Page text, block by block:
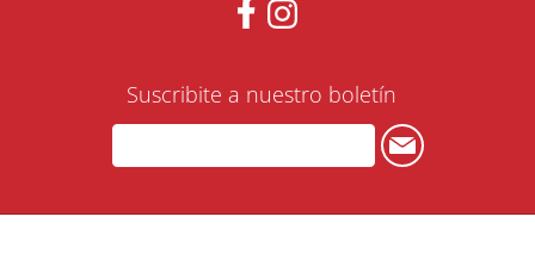
Suscribite a nuestro boletín